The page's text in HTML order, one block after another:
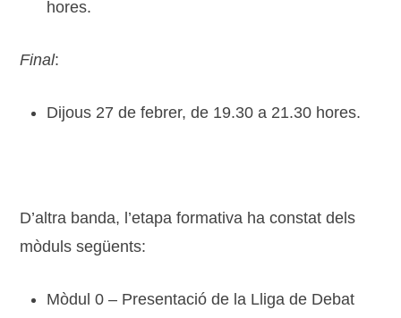
hores.
Final:
Dijous 27 de febrer, de 19.30 a 21.30 hores.
D’altra banda, l’etapa formativa ha constat dels
mòduls següents:
Mòdul 0 – Presentació de la Lliga de Debat